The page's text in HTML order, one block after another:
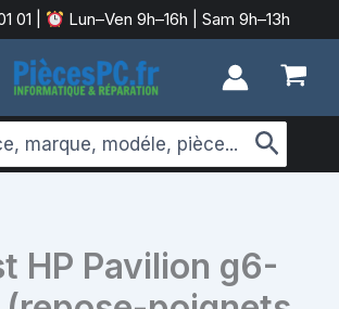
01 Lun–Ven 9h–16h | Sam 9h–13h
HP Pavilion g6-